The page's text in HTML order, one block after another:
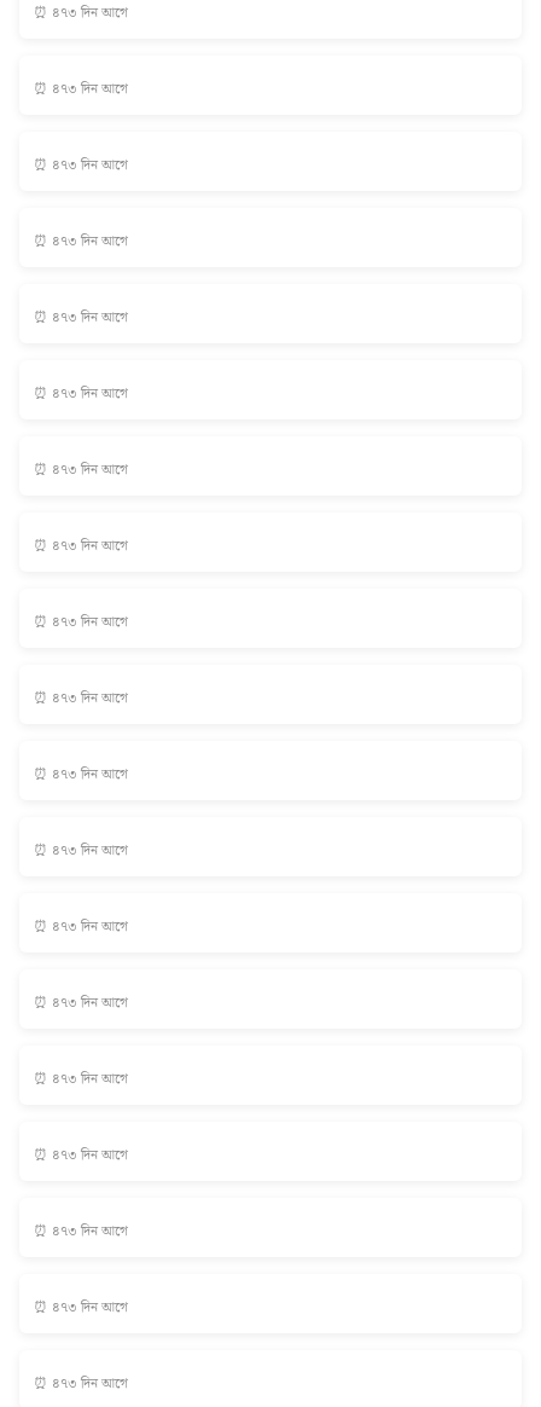
⏰ ৪৭৩ দিন আগে
⏰ ৪৭৩ দিন আগে
⏰ ৪৭৩ দিন আগে
⏰ ৪৭৩ দিন আগে
⏰ ৪৭৩ দিন আগে
⏰ ৪৭৩ দিন আগে
⏰ ৪৭৩ দিন আগে
⏰ ৪৭৩ দিন আগে
⏰ ৪৭৩ দিন আগে
⏰ ৪৭৩ দিন আগে
⏰ ৪৭৩ দিন আগে
⏰ ৪৭৩ দিন আগে
⏰ ৪৭৩ দিন আগে
⏰ ৪৭৩ দিন আগে
⏰ ৪৭৩ দিন আগে
⏰ ৪৭৩ দিন আগে
⏰ ৪৭৩ দিন আগে
⏰ ৪৭৩ দিন আগে
⏰ ৪৭৩ দিন আগে